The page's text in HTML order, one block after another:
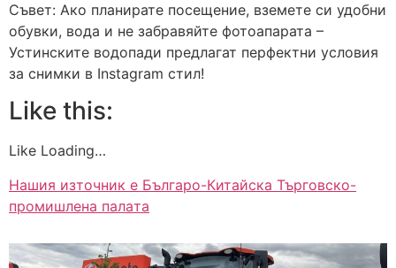
Съвет: Ако планирате посещение, вземете си удобни
обувки, вода и не забравяйте фотоапарата –
Устинските водопади предлагат перфектни условия
за снимки в Instagram стил!
Like this:
Like Loading…
Нашия източник е Българо-Китайска Търговско-
промишлена палaта